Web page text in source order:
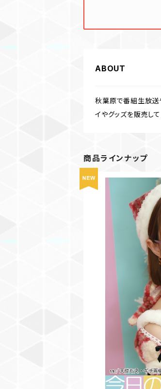
ABOUT
秋葉原で番組生放送
イやグッズを販売し
商品ラインナップ